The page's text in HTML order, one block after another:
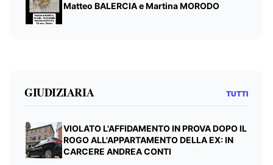
Matteo BALERCIA e Martina MORODO
GIUDIZIARIA TUTTI
VIOLATO L'AFFIDAMENTO IN PROVA DOPO IL
ROGO ALL'APPARTAMENTO DELLA EX: IN
CARCERE ANDREA CONTI